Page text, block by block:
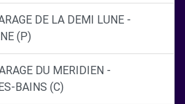
DE LA DEMI LUNE -
(P)
DU MERIDIEN -
BAINS (C)